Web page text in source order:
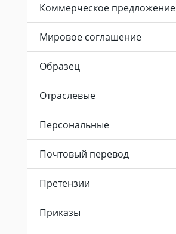
Коммерческое предложение
Мировое соглашение
Образец
Отраслевые
Персональные
Почтовый перевод
Претензии
Приказы